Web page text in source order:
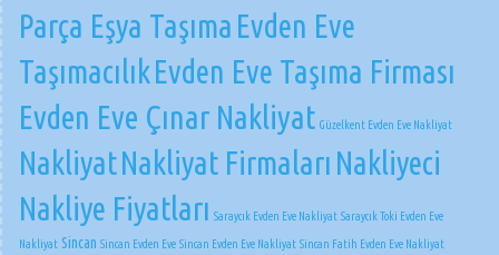
Parça Eşya Taşıma Evden Eve
TaşımacılıkEvden Eve Taşıma Firması
Evden Eve Çınar Nakliyat Güzelkent Evden Eve Nakliyat
NakliyatNakliyat Firmaları Nakliyeci
Nakliye Fiyatları Saraycık Evden Eve Nakliyat Saraycık Toki Evden Eve
Nakliyat Sincan Sincan Evden Eve Sincan Evden Eve Nakliyat Sincan Fatih Evden Eve Nakliyat